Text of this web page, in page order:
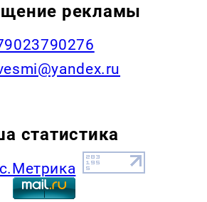
рекламы
статистика